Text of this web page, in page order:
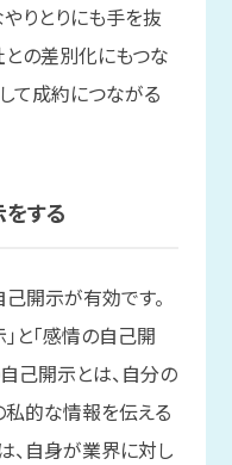
りとりにも手を抜
の差別化にもつな
て成約につながる
をする
開示が有効です。
と「感情の自己開
己開示とは、自分の
的な情報を伝える
、自身が業界に対し